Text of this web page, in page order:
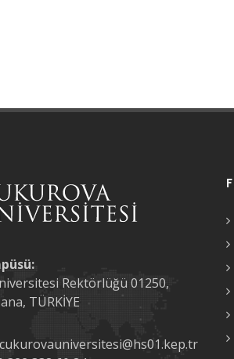
Rektörlüğü 01250,
TÜRKİYE
cukurovauniversitesi@hs01.kep.tr